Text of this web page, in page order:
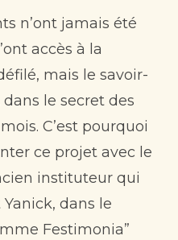
n’ont jamais été
accès à la
mais le savoir-
le secret des
C’est pourquoi
ce projet avec le
instituteur qui
dans le
Festimonia”